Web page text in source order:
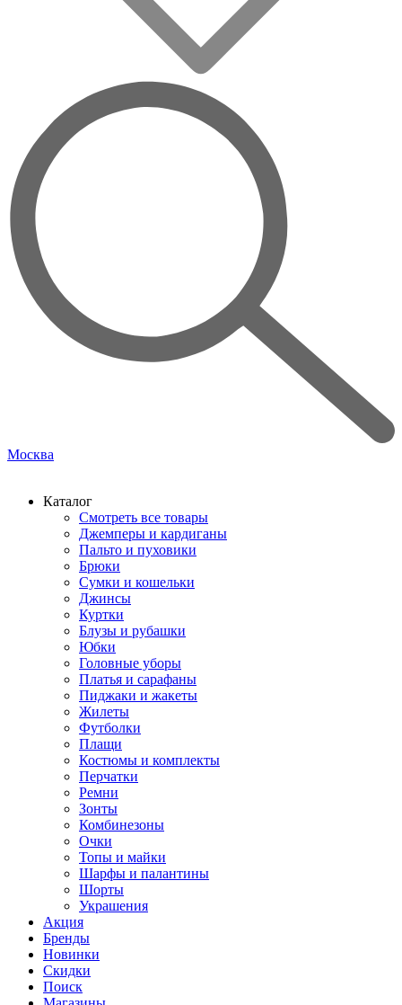
Москва
Каталог
Смотреть все товары
Джемперы и кардиганы
Пальто и пуховики
Брюки
Сумки и кошельки
Джинсы
Куртки
Блузы и рубашки
Юбки
Головные уборы
Платья и сарафаны
Пиджаки и жакеты
Жилеты
Футболки
Плащи
Костюмы и комплекты
Перчатки
Ремни
Зонты
Комбинезоны
Очки
Топы и майки
Шарфы и палантины
Шорты
Украшения
Акция
Бренды
Новинки
Скидки
Поиск